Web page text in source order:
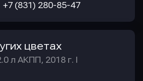
+7 (831) 280-85-47
цветах
л АКПП, 2018 г. I